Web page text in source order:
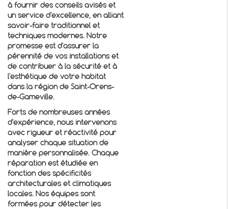
à fournir des conseils avisés et
un service d'excellence, en alliant
savoir-faire traditionnel et
techniques modernes. Notre
promesse est d'assurer la
pérennité de vos installations et
de contribuer à la sécurité et à
l'esthétique de votre habitat
dans la région de Saint-Orens-
de-Gameville.
Forts de nombreuses années
d'expérience, nous intervenons
avec rigueur et réactivité pour
analyser chaque situation de
manière personnalisée. Chaque
réparation est étudiée en
fonction des spécificités
architecturales et climatiques
locales. Nos équipes sont
formées pour détecter les